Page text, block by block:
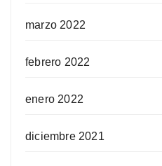
marzo 2022
febrero 2022
enero 2022
diciembre 2021